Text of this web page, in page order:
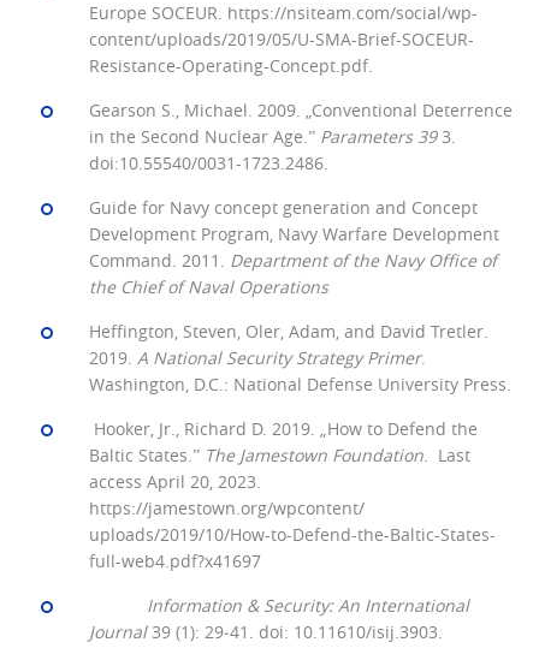
Europe SOCEUR. https://nsiteam.com/social/wp-
content/uploads/2019/05/U-SMA-Brief-SOCEUR-
Resistance-Operating-Concept.pdf.
Gearson S., Michael. 2009. „Conventional Deterrence
in the Second Nuclear Age.ˮ Parameters 393.
doi:10.55540/0031-1723.2486.
Guide for Navy concept generation and Concept
Development Program, Navy Warfare Development
Command. 2011. Department of the Navy Office of
the Chief of Naval Operations
Heffington, Steven, Oler, Adam, and David Tretler.
2019. A National Security Strategy Primer.
Washington, D.C.: National Defense University Press.
Hooker, Jr., Richard D. 2019. „How to Defend the
Baltic States.ˮ The Jamestown Foundation. Last
access April 20, 2023.
https://jamestown.org/wpcontent/
uploads/2019/10/How-to-Defend-the-Baltic-States-
full-web4.pdf?x41697
Information & Security: An International
Journal39 (1): 29‒41. doi: 10.11610/isij.3903.